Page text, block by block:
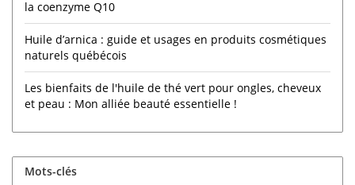
la coenzyme Q10
Huile d’arnica : guide et usages en produits cosmétiques
naturels québécois
Les bienfaits de l'huile de thé vert pour ongles, cheveux
et peau : Mon alliée beauté essentielle !
Mots-clés